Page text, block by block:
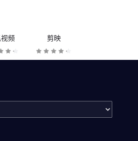
频 剪映